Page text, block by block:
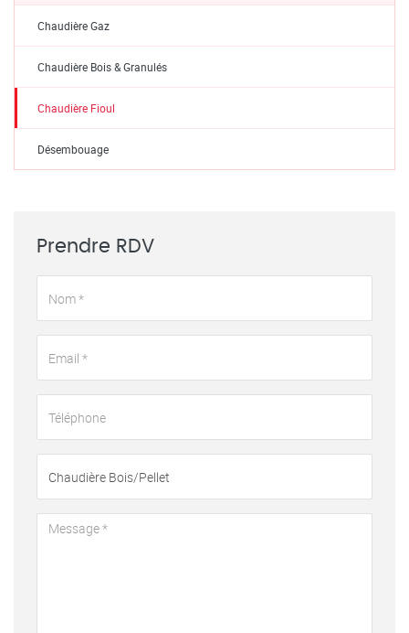
Chaudière Gaz
Chaudière Bois & Granulés
Chaudière Fioul
Désembouage
Prendre RDV